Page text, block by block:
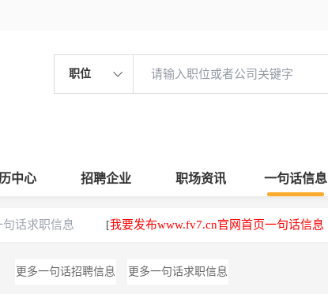
职位
中心 招聘企业 职场资讯 一句话信息
句话求职信息 [我要发布www.fv7.cn官网首页一句话信息
更多一句话招聘信息 更多一句话求职信息